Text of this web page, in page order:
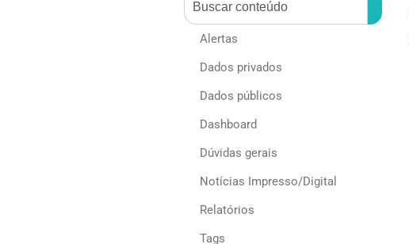
Alertas
Dados privados
Dados públicos
Dashboard
Dúvidas gerais
Notícias Impresso/Digital
Relatórios
Tags